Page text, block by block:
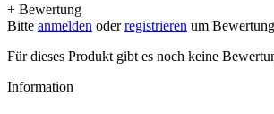
+ Bewertung
Bitte anmelden oderregistrieren um
Für dieses Produkt gibt es noch keine
Information